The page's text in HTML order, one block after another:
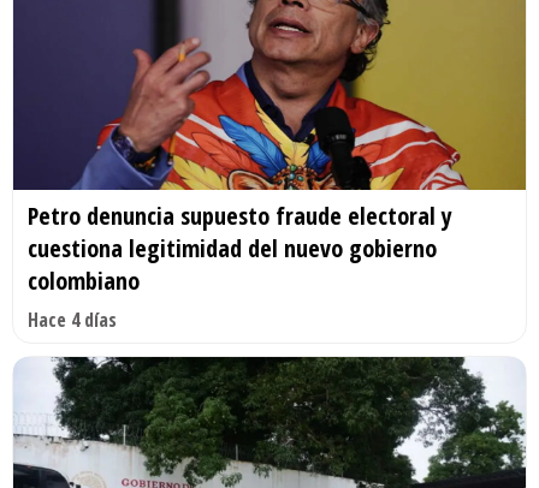
Petro denuncia supuesto fraude electoral y
cuestiona legitimidad del nuevo gobierno
colombiano
Hace 4 días